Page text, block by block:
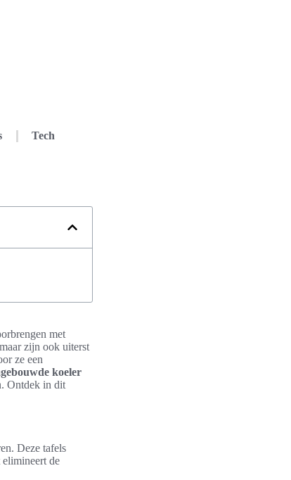
Tech
met
zijn ook uiterst
ze een
koeler
Ontdek in dit
Deze tafels
de